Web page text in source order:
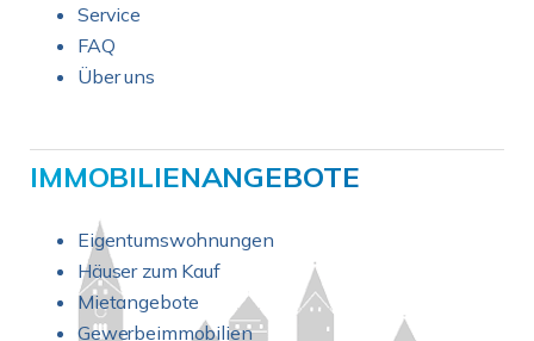
Service
FAQ
Über uns
IMMOBILIENANGEBOTE
Eigentumswohnungen
Häuser zum Kauf
Mietangebote
Gewerbeimmobilien